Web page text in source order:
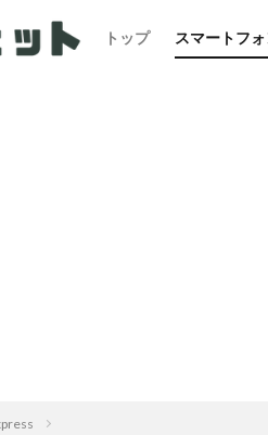
トップ スマートフ